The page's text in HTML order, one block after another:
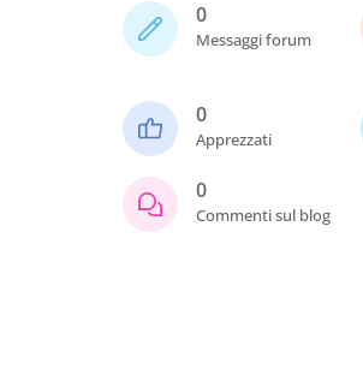
0
Messaggi forum
0
Apprezzati
0
Commenti sul blog